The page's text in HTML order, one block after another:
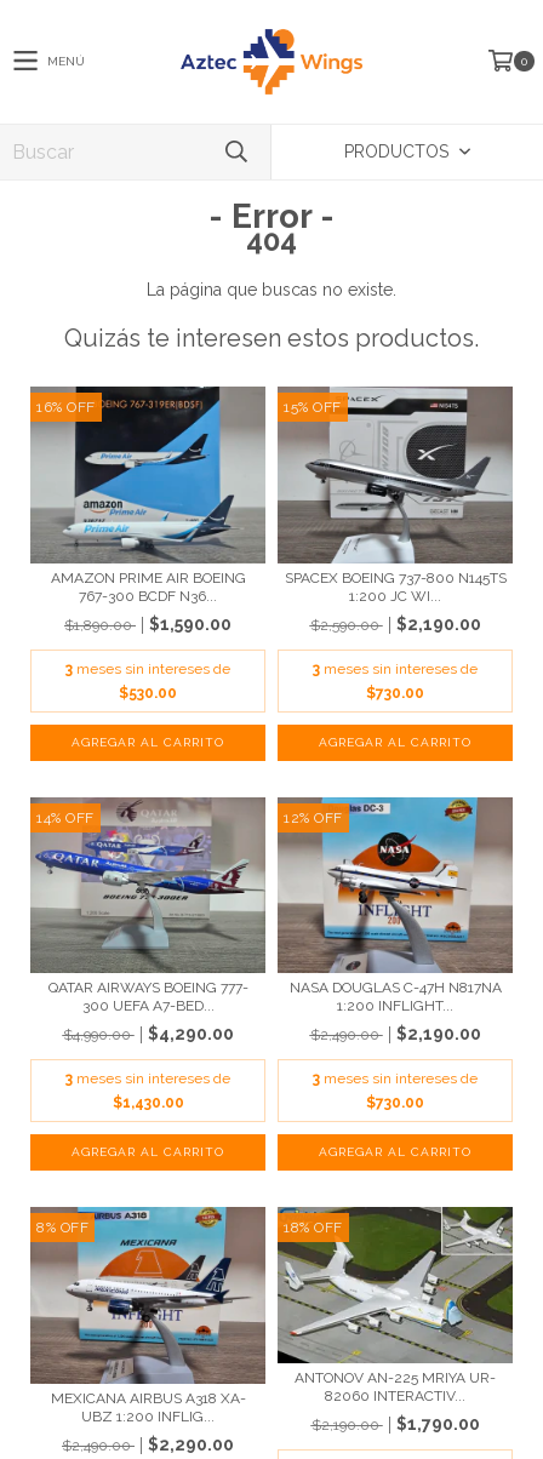
MENÚ 0
PRODUCTOS
- Error -
404
La página que buscas no existe.
Quizás te interesen estos productos.
16% OFF
AMAZON PRIME AIR BOEING
767-300 BCDF N36...
$1,890.00
$1,590.00
3 meses sin intereses de
$530.00
15% OFF
SPACEX BOEING 737-800 N145TS
1:200 JC WI...
$2,590.00
$2,190.00
3 meses sin intereses de
$730.00
14% OFF
QATAR AIRWAYS BOEING 777-
300 UEFA A7-BED...
$4,990.00
$4,290.00
3 meses sin intereses de
$1,430.00
12% OFF
NASA DOUGLAS C-47H N817NA
1:200 INFLIGHT...
$2,490.00
$2,190.00
3 meses sin intereses de
$730.00
8% OFF
MEXICANA AIRBUS A318 XA-
UBZ 1:200 INFLIG...
$2,490.00
$2,290.00
18% OFF
ANTONOV AN-225 MRIYA UR-
82060 INTERACTIV...
$2,190.00
$1,790.00